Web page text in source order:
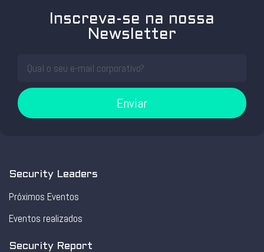
Inscreva-se na nossa
Newsletter
Enviar
Security Leaders
Próximos Eventos
Eventos realizados
Security Report